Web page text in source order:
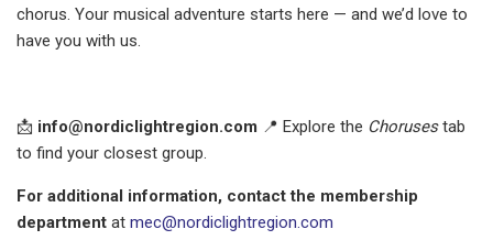
chorus. Your musical adventure starts here — and we’d love to
have you with us.
📩 info@nordiclightregion.com 📍 Explore the Chorusestab
to find your closest group.
For additional information, contact the membership
department at mec@nordiclightregion.com